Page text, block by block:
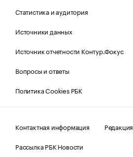
Статистика и аудитория
Источники данных
Источник отчетности Контур.Фокус
Вопросы и ответы
Политика Cookies РБК
Контактная информация
Редакция
Рассылка РБК Новости